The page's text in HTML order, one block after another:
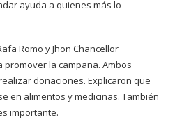
ayuda a quienes más lo
Romo y Jhon Chancellor
la campaña. Ambos
donaciones. Explicaron que
en alimentos y medicinas. También
importante.